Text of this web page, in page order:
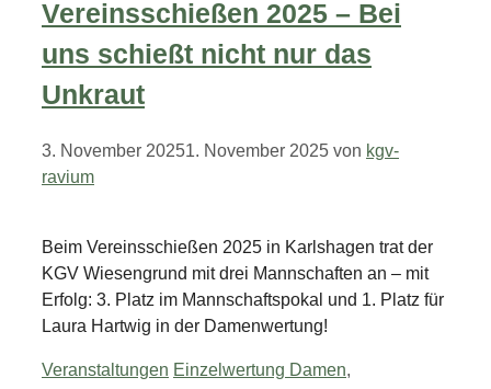
Vereinsschießen 2025 – Bei
uns schießt nicht nur das
Unkraut
3. November 20251. November 2025 von kgv-
ravium
Beim Vereinsschießen 2025 in Karlshagen trat der
KGV Wiesengrund mit drei Mannschaften an – mit
Erfolg: 3. Platz im Mannschaftspokal und 1. Platz für
Laura Hartwig in der Damenwertung!
Kategorien
Veranstaltungen Schlagwörter
Einzelwertung Damen,